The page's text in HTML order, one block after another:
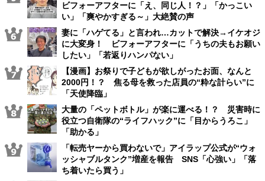
ビフォーアフターに「え、同じ人！？」「かっこい
い」「爽やかすぎる～」大絶賛の声
妻に「ハゲてる」と言われ…カットで解決→イケオジ
に大変身！ ビフォーアフターに「うちの夫もお願い
したい」「若返りハンパない」
【漫画】お祭りで子どもが欲しがったお面、なんと
2000円！？ 焦る母を救った店員の“粋な計らい”に
「天使降臨」
大量の「ペットボトル」が楽に運べる！？ 災害時に
役立つ自衛隊の“ライフハック”に「目からうろこ」
「助かる」
「転売ヤーから買わないで」アイラップ公式が“ウォ
ッシャブルタンク”増産を報告 SNS「心強い」「落
ち着いたら買う」